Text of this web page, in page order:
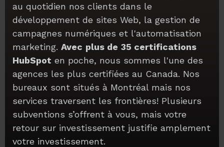
au quotidien nos clients dans le
développement de sites Web, la gestion de
campagnes numériques et l'automatisation
marketing. Avec plus de 35 certifications
HubSpot en poche, nous sommes l'une des
agences les plus certifiées au Canada. Nos
bureaux sont situés à Montréal mais nos
services traversent les frontières! Plusieurs
subventions s’offrent à vous, mais votre
retour sur investissement justifie amplement
votre investissement.